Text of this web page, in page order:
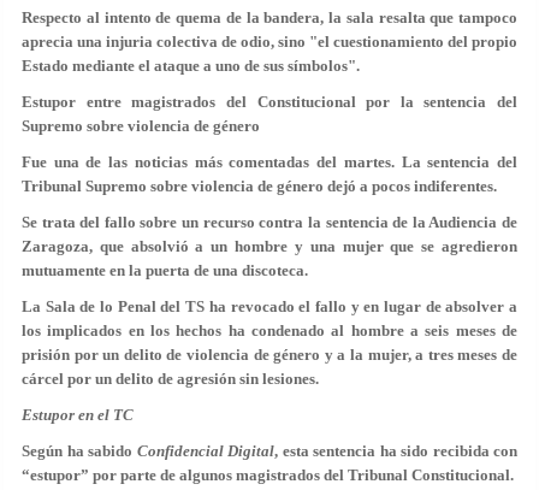
Respecto al intento de quema de la bandera, la sala resalta que tampoco
aprecia una injuria colectiva de odio, sino "el cuestionamiento del propio
Estado mediante el ataque a uno de sus símbolos".
Estupor entre magistrados del Constitucional por la sentencia del
Supremo sobre violencia de género
Fue una de las noticias más comentadas del martes. La sentencia del
Tribunal Supremo sobre violencia de género dejó a pocos indiferentes.
Se trata del fallo sobre un recurso contra la sentencia de la Audiencia de
Zaragoza, que absolvió a un hombre y una mujer que se agredieron
mutuamente en la puerta de una discoteca.
La Sala de lo Penal del TS ha revocado el fallo y en lugar de absolver a
los implicados en los hechos ha condenado al hombre a seis meses de
prisión por un delito de violencia de género y a la mujer, a tres meses de
cárcel por un delito de agresión sin lesiones.
Estupor en el TC
Según ha sabido Confidencial Digital, esta sentencia ha sido recibida con
“estupor” por parte de algunos magistrados del Tribunal Constitucional.